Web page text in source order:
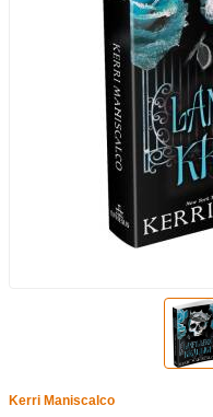
Kerri Maniscalco